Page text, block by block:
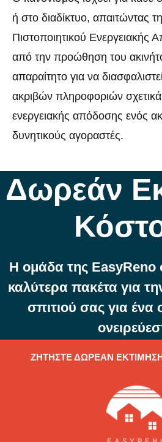
ή στο διαδίκτυο, απαιτώντας
Πιστοποιητικού
από την προώθηση του
απαραίτητο για να
ακριβών πληροφοριών σχετικά
ενεργειακής απόδοσης ενός
δυνητικούς αγοραστές.
Δωρεάν
Η ομάδα της EasyReno
καλύτερα πακέτα για
σπιτιού σας για ένα
ΖΗΤΗΣΤΕ ΔΩΡΕΑΝ